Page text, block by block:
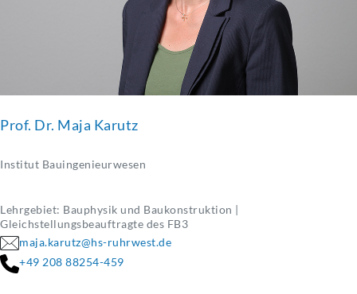
Prof. Dr. Maja Karutz
Institut Bauingenieurwesen
Lehrgebiet: Bauphysik und Baukonstruktion |
Gleichstellungsbeauftragte des FB3
maja.karutz@hs-ruhrwest.de
+49 208 88254-459